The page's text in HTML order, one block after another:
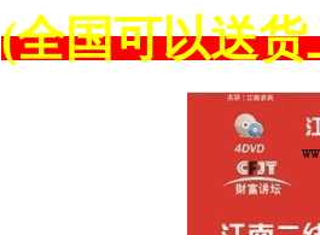
(全国可以送